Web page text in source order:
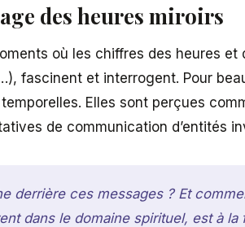
des heures miroirs
où les chiffres des heures et
fascinent et interrogent. Pour
Elles sont perçues
de communication d’entités
derrière ces messages ? Et
dans le domaine spirituel, est à